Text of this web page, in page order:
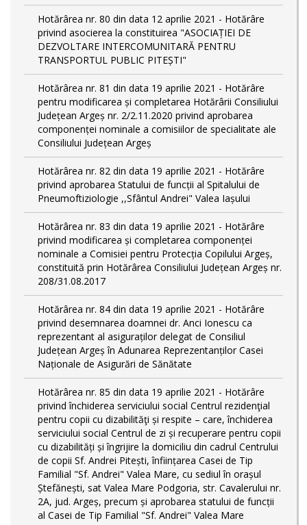
Hotărârea nr. 80 din data 12 aprilie 2021 - Hotărâre
privind asocierea la constituirea "ASOCIAȚIEI DE
DEZVOLTARE INTERCOMUNITARĂ PENTRU
TRANSPORTUL PUBLIC PITEȘTI"
Hotărârea nr. 81 din data 19 aprilie 2021 - Hotărâre
pentru modificarea și completarea Hotărârii Consiliului
Județean Argeș nr. 2/2.11.2020 privind aprobarea
componenței nominale a comisiilor de specialitate ale
Consiliului Județean Argeș
Hotărârea nr. 82 din data 19 aprilie 2021 - Hotărâre
privind aprobarea Statului de funcții al Spitalului de
Pneumoftiziologie ,,Sfântul Andrei" Valea Iașului
Hotărârea nr. 83 din data 19 aprilie 2021 - Hotărâre
privind modificarea și completarea componenței
nominale a Comisiei pentru Protecția Copilului Argeș,
constituită prin Hotărârea Consiliului Județean Argeș nr.
208/31.08.2017
Hotărârea nr. 84 din data 19 aprilie 2021 - Hotărâre
privind desemnarea doamnei dr. Anci Ionescu ca
reprezentant al asiguraților delegat de Consiliul
Județean Argeș în Adunarea Reprezentanților Casei
Naționale de Asigurări de Sănătate
Hotărârea nr. 85 din data 19 aprilie 2021 - Hotărâre
privind închiderea serviciului social Centrul rezidenţial
pentru copii cu dizabilităţi și respite – care, închiderea
serviciului social Centrul de zi și recuperare pentru copii
cu dizabilități și îngrijire la domiciliu din cadrul Centrului
de copii Sf. Andrei Pitești, înființarea Casei de Tip
Familial "Sf. Andrei" Valea Mare, cu sediul în orașul
Ștefănești, sat Valea Mare Podgoria, str. Cavalerului nr.
2A, jud. Argeș, precum și aprobarea statului de funcții
al Casei de Tip Familial "Sf. Andrei" Valea Mare